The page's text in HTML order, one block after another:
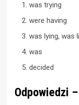
was trying
were having
was lying, was
was
decided
Odpowiedzi